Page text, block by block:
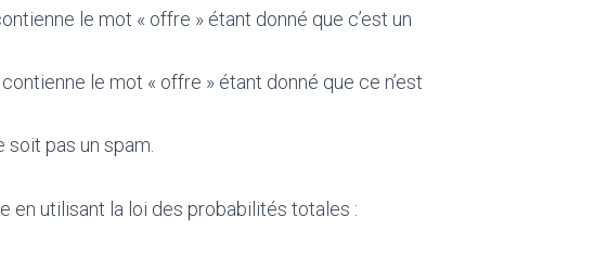
le mot « offre » étant donné que c’est un
le mot « offre » étant donné que ce n’est
soit pas un spam.
en utilisant la loi des probabilités totales :